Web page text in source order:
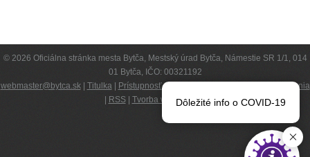
© 2026 Oficiálna stránka mesta Bytča, Mestský úrad Bytča, Námestie SR 1/1, 014
01 Bytča, IČO: 00321192
webmaster@bytca.sk| Titulka| Prístupnosť|
Podmienky používania
RSS| Tvorba web stránokDôležité info o COVID-19